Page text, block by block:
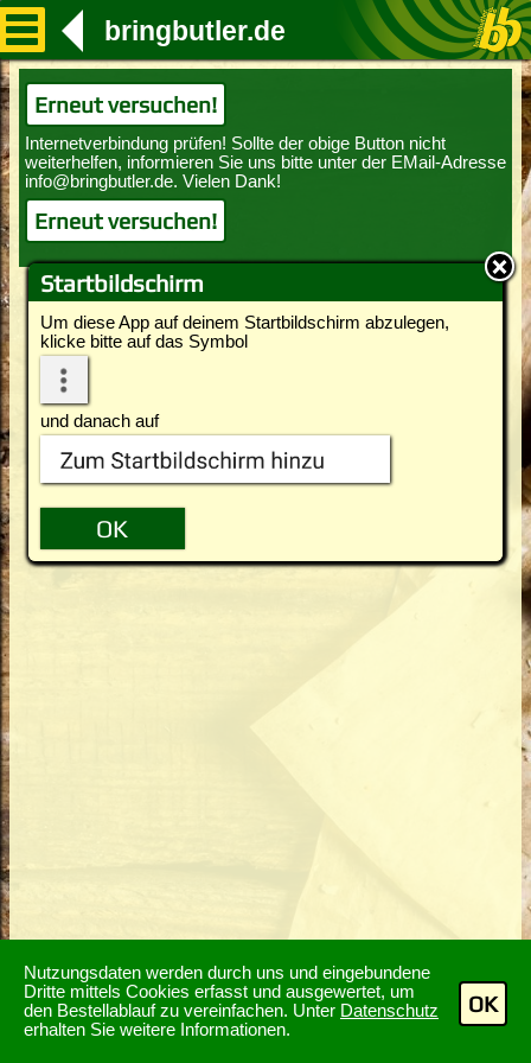
Nutzungsdaten werden durch uns und eingebundene
Dritte mittels Cookies erfasst und ausgewertet, um
den Bestellablauf zu vereinfachen. Unter Datenschutz
erhalten Sie weitere Informationen.
OK
Startbildschirm
Um diese App auf deinem Startbildschirm abzulegen,
klicke bitte auf das Symbol
und danach auf
bringbutler.de
Erneut versuchen!
Erneut versuchen!